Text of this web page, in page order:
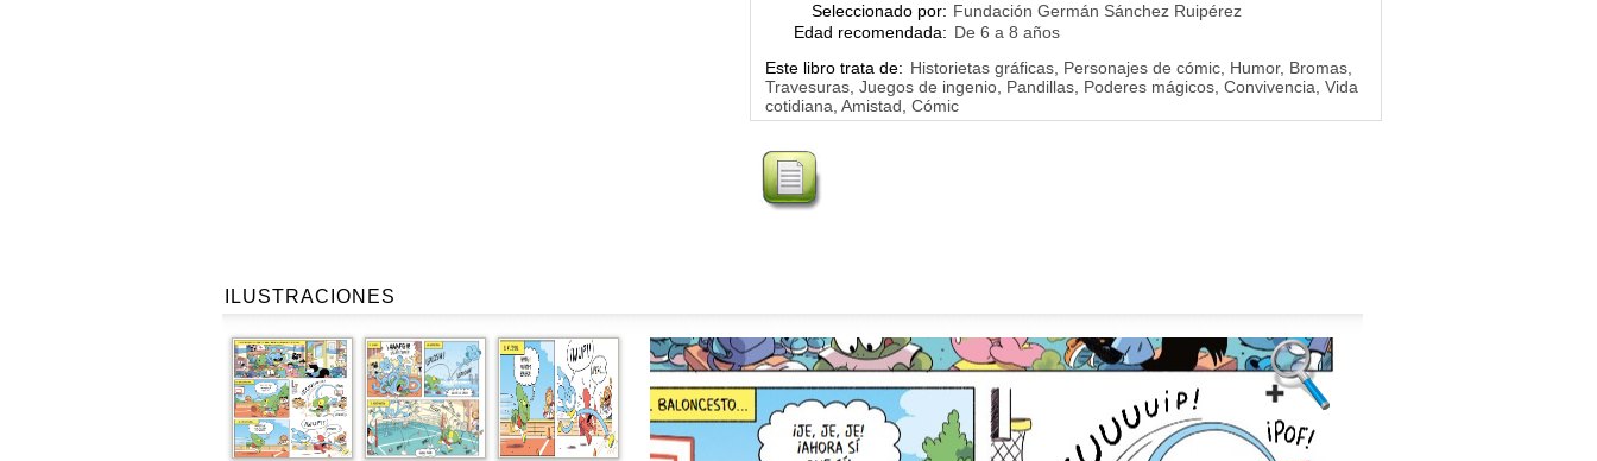
Seleccionado por: Fundación Germán Sánchez Ruipérez
Edad recomendada: De 6 a 8 años
Este libro trata de: Historietas gráficas, Personajes de cómic, Humor, Bromas,
Travesuras, Juegos de ingenio, Pandillas, Poderes mágicos, Convivencia, Vida
cotidiana, Amistad, Cómic
ILUSTRACIONES